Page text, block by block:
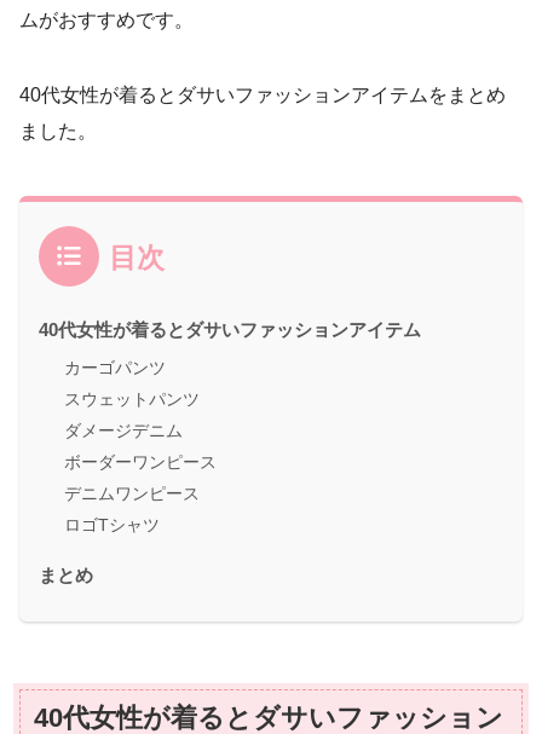
ムがおすすめです。
40代女性が着るとダサいファッションアイテムをまとめ
ました。
目次
40代女性が着るとダサいファッションアイテム
カーゴパンツ
スウェットパンツ
ダメージデニム
ボーダーワンピース
デニムワンピース
ロゴTシャツ
まとめ
40代女性が着るとダサいファッション